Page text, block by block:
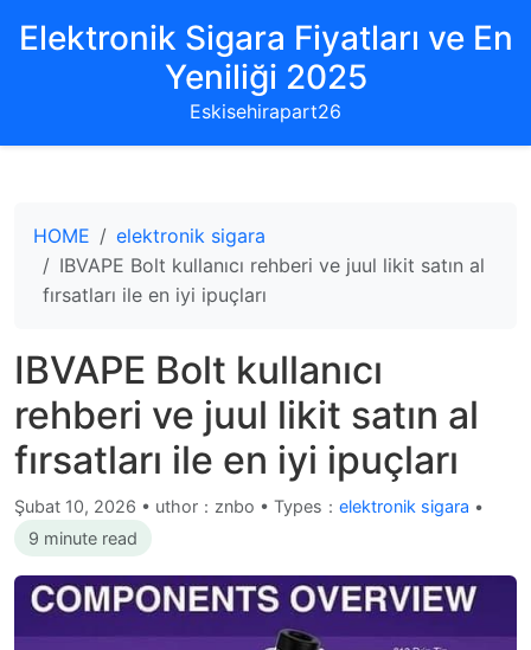
Elektronik Sigara Fiyatları ve En
Yeniliği 2025
Eskisehirapart26
HOME
elektronik sigara
IBVAPE Bolt kullanıcı rehberi ve juul likit satın al
fırsatları ile en iyi ipuçları
IBVAPE Bolt kullanıcı
rehberi ve juul likit satın al
fırsatları ile en iyi ipuçları
Şubat 10, 2026 • uthor：znbo • Types： elektronik sigara •
9 minute read